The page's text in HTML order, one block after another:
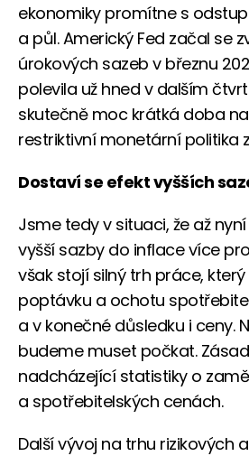
ekonomiky promítne s
a půl. Americký Fed začal se
úrokových sazeb v březnu
polevila už hned v dalším
skutečně moc krátká doba
restriktivní monetární politika
Dostaví se efekt vyšších
Jsme tedy v situaci, že až
vyšší sazby do inflace více
však stojí silný trh práce,
poptávku a ochotu
a v konečné důsledku i ceny.
budeme muset počkat.
nadcházející statistiky o
a spotřebitelských cenách.
Další vývoj na trhu rizikových